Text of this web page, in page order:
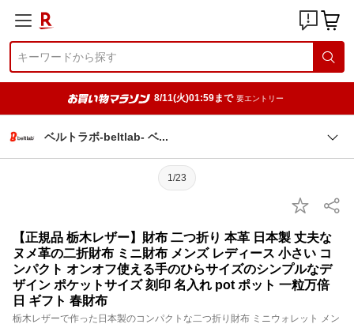
8/11(火)01:59まで 要エントリー
ベルトラボ-beltlab- ベ
1/23
【正規品 栃木レザー】財布 二つ折り 本革 日本製 丈夫な
ヌメ革の二折財布 ミニ財布 メンズ レディース 小さい コ
ンパクト オンオフ使える手のひらサイズのシンプルなデ
ザイン ポケットサイズ 刻印 名入れ pot ポット 一粒万倍
日 ギフト 春財布
栃木レザーで作った日本製のコンパクトな二つ折り財布 ミニウォレット メン